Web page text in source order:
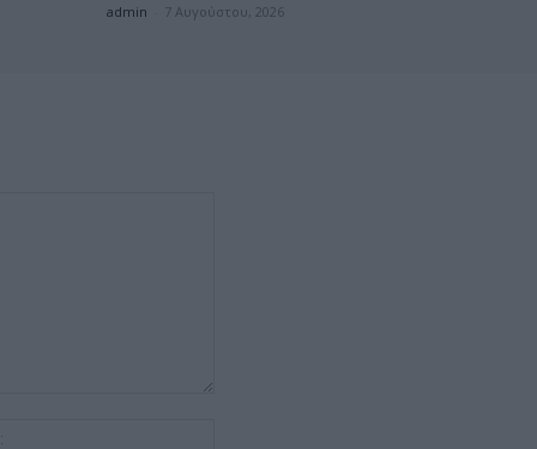
admin 7 Αυγούστου, 2026